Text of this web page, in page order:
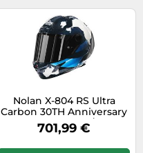
Nolan X-804 RS Ultra
Carbon 30TH Anniversary
Special Casco, azul/blanco,
Talla M (58)
701,99 €